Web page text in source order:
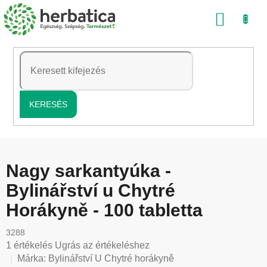
Ugrás
a
tartalomhoz
KERESÉS
Nagy sarkantyúka -
Bylinářství u Chytré
Horákyně - 100 tabletta
3288
A
termék
1 értékelés Ugrás az értékeléshez
Márka: Bylinářství U Chytré horákyně